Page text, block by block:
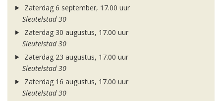
Zaterdag 6 september, 17.00 uur
Sleutelstad 30
Zaterdag 30 augustus, 17.00 uur
Sleutelstad 30
Zaterdag 23 augustus, 17.00 uur
Sleutelstad 30
Zaterdag 16 augustus, 17.00 uur
Sleutelstad 30